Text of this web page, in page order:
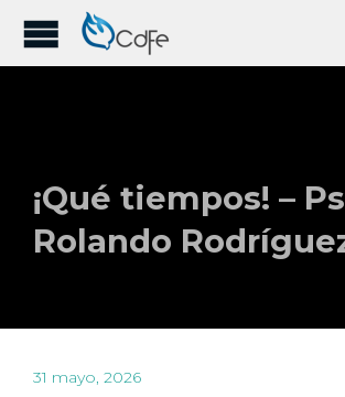
¡Qué tiempos! –
Rolando
31 mayo, 2026